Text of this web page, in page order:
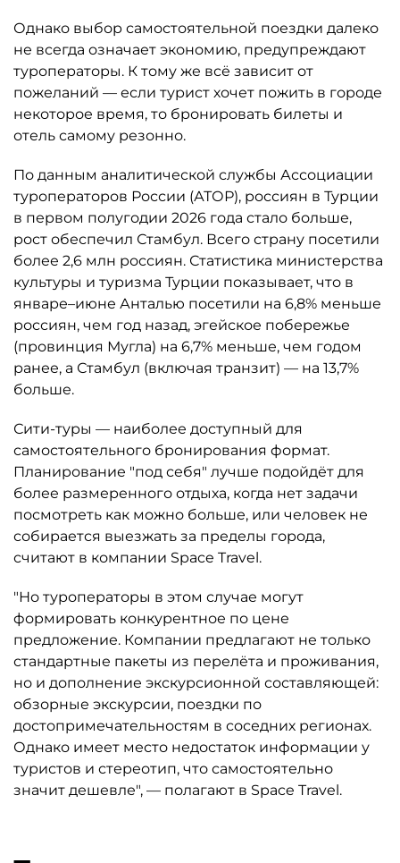
Однако выбор самостоятельной поездки далеко
не всегда означает экономию, предупреждают
туроператоры. К тому же всё зависит от
пожеланий — если турист хочет пожить в городе
некоторое время, то бронировать билеты и
отель самому резонно.
По данным аналитической службы Ассоциации
туроператоров России (АТОР), россиян в Турции
в первом полугодии 2026 года стало больше,
рост обеспечил Стамбул. Всего страну посетили
более 2,6 млн россиян. Статистика министерства
культуры и туризма Турции показывает, что в
январе–июне Анталью посетили на 6,8% меньше
россиян, чем год назад, эгейское побережье
(провинция Мугла) на 6,7% меньше, чем годом
ранее, а Стамбул (включая транзит) — на 13,7%
больше.
Сити-туры — наиболее доступный для
самостоятельного бронирования формат.
Планирование "под себя" лучше подойдёт для
более размеренного отдыха, когда нет задачи
посмотреть как можно больше, или человек не
собирается выезжать за пределы города,
считают в компании Space Travel.
"Но туроператоры в этом случае могут
формировать конкурентное по цене
предложение. Компании предлагают не только
стандартные пакеты из перелёта и проживания,
но и дополнение экскурсионной составляющей:
обзорные экскурсии, поездки по
достопримечательностям в соседних регионах.
Однако имеет место недостаток информации у
туристов и стереотип, что самостоятельно
значит дешевле", — полагают в Space Travel.